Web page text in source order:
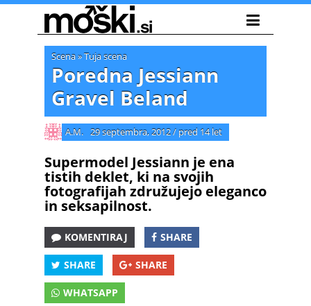
Scena»Tuja scena
Poredna Jessiann
Gravel Beland
A.M. 29 septembra, 2012/ pred 14 let
Supermodel Jessiann je ena
tistih deklet, ki na svojih
fotografijah združujejo eleganco
in seksapilnost.
KOMENTIRAJ SHARE
SHARE SHARE
WHATSAPP